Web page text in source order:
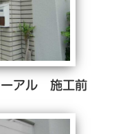
ーアル 施工前